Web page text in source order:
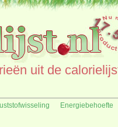
uit de
Energiebehoefte